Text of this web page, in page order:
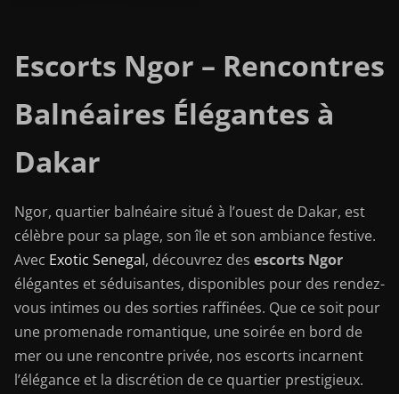
Escorts Ngor – Rencontres
Balnéaires Élégantes à
Dakar
Ngor, quartier balnéaire situé à l’ouest de Dakar, est
célèbre pour sa plage, son île et son ambiance festive.
Avec Exotic Senegal, découvrez des escorts Ngor
élégantes et séduisantes, disponibles pour des rendez-
vous intimes ou des sorties raffinées. Que ce soit pour
une promenade romantique, une soirée en bord de
mer ou une rencontre privée, nos escorts incarnent
l’élégance et la discrétion de ce quartier prestigieux.